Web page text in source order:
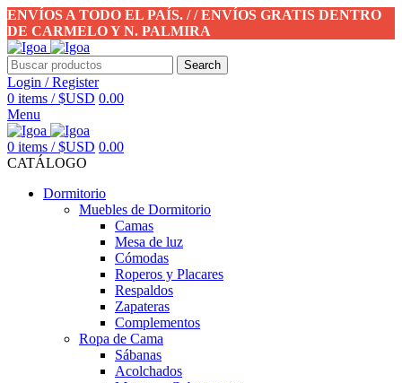
ENVÍOS A TODO EL PAÍS. / / ENVÍOS GRATIS DENTRO
DE CARMELO Y N. PALMIRA
Search
Login / Register
0 items / $USD 0.00
Menu
0 items / $USD 0.00
CATÁLOGO
Dormitorio
Muebles de Dormitorio
Camas
Mesa de luz
Cómodas
Roperos y Placares
Respaldos
Zapateras
Complementos
Ropa de Cama
Sábanas
Acolchados